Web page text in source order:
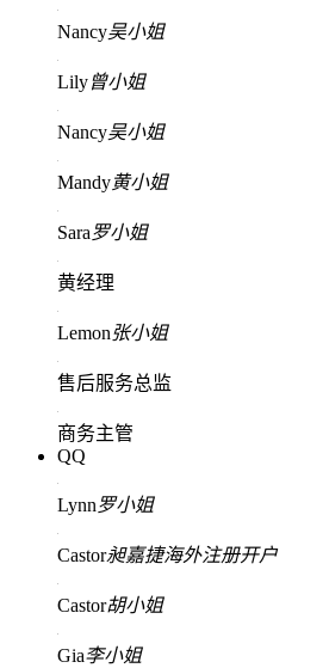
Nancy吴小姐
Lily曾小姐
Nancy吴小姐
Mandy黄小姐
Sara罗小姐
黄经理
Lemon张小姐
售后服务总监
商务主管
QQ
Lynn罗小姐
Castor昶嘉捷海外注册开户
Castor胡小姐
Gia李小姐